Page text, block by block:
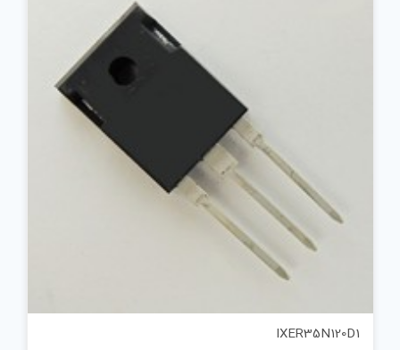
IXER35N120D1